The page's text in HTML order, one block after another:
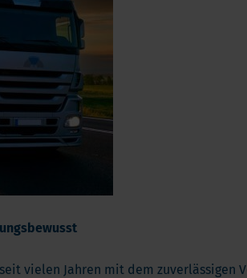
vielen Jahren mit dem zuverlässigen